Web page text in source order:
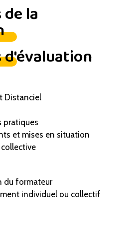
la
Distanciel
pratiques
et mises en situation
du formateur
individuel ou collectif